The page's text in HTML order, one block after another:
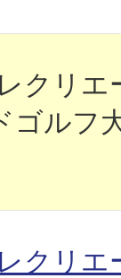
クリエ
ゴルフ
クリエ